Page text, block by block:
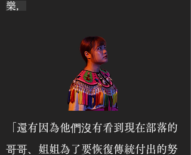
樂，
「還有因為他們沒有看到現在部落的
哥哥、姐姐為了要恢復傳統付出的努